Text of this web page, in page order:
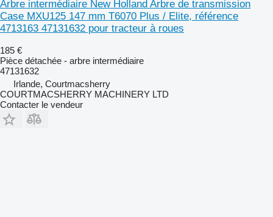
Arbre intermédiaire New Holland Arbre de transmission
Case MXU125 147 mm T6070 Plus / Elite, référence
4713163 47131632 pour tracteur à roues
185 €
Pièce détachée - arbre intermédiaire
47131632
Irlande, Courtmacsherry
COURTMACSHERRY MACHINERY LTD
Contacter le vendeur